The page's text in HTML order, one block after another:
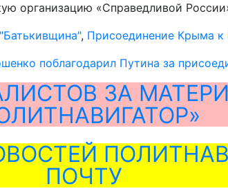
организацию «Справедливой
, Присоединение Крыма к
поблагодарил Путина за
ЗА
ПОЧТУ